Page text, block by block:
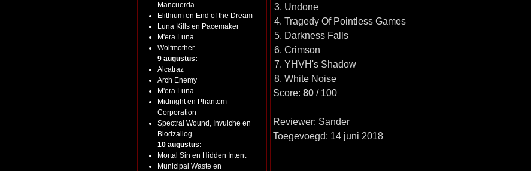
Mancuerda
Elithium en End of the Dream
Luna Kills en Pacemaker
M'era Luna
Wolfmother
9 augustus:
Alcatraz
Arch Enemy
M'era Luna
Midnight en Phantom
Corporation
Spectral Wound, Invulche en
Blodzallog
10 augustus:
Mortal Sin en Hidden Intent
Municipal Waste en
3. Undone
4. Tragedy Of Pointless Games
5. Darkness Falls
6. Crimson
7. YHVH's Shadow
8. White Noise
Score: 80/ 100
Reviewer: Sander
Toegevoegd: 14 juni 2018